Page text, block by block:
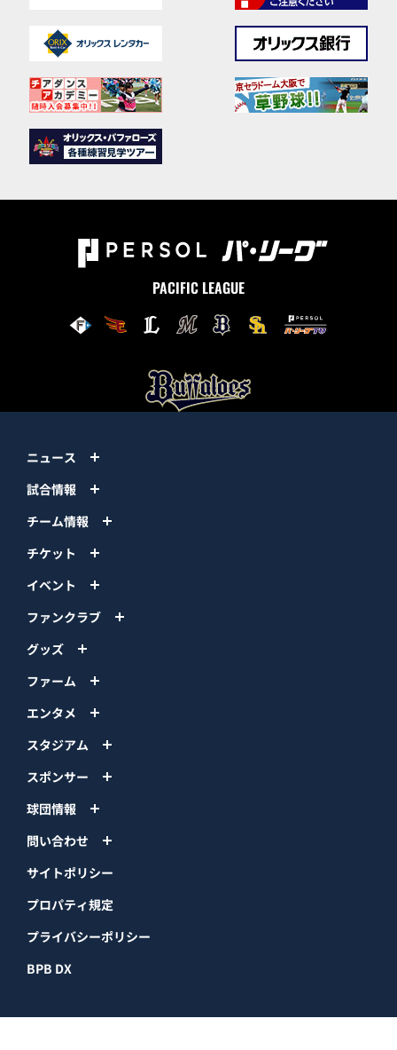
PACIFIC LEAGUE
ニュース
試合情報
チーム情報
チケット
イベント
ファンクラブ
グッズ
ファーム
エンタメ
スタジアム
スポンサー
球団情報
問い合わせ
サイトポリシー
プロパティ規定
プライバシーポリシー
BPB DX